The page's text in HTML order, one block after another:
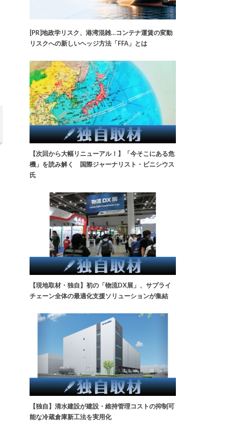
[PR]地政学リスク、港湾混雑…コンテナ運賃の変動
リスクへの新しいヘッジ方法「FFA」とは
【次回から大幅リニューアル！】「今そこにある危
機」を読み解く 国際ジャーナリスト・ビニシウス
氏
【現地取材・独自】初の「物流DX展」、サプライ
チェーン全体の最適化支援ソリューションが集結
【独自】清水建設が建設・維持管理コストの抑制可
能な冷蔵倉庫新工法を実用化